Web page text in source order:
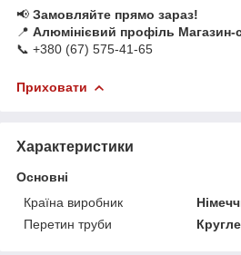
📢 Замовляйте прямо зараз!
📍 Алюмінієвий профіль Магазин-
📞 +380 (67) 575-41-65
Приховати
Характеристики
Основні
Країна виробник
Перетин труби
Кругле